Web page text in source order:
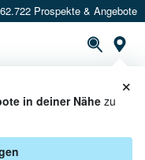
Prospekte & Angebote
in deiner Nähezu
×
&